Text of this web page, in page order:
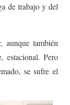
de trabajo y del
aunque también
estacional. Pero
se sufre el